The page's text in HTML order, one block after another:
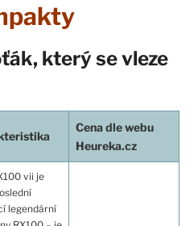
který se vleze
Cena dle webu
Heureka.cz
vii je
legendární